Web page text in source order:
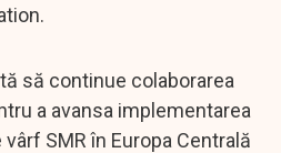
să continue colaborarea
a avansa implementarea
SMR în Europa Centrală